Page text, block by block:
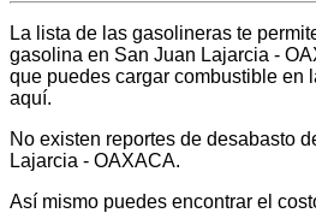
La lista de las gasolineras te
gasolina en San Juan Lajarcia -
que puedes cargar combustible en
aquí.
No existen reportes de desabasto
Lajarcia - OAXACA.
Así mismo puedes encontrar el